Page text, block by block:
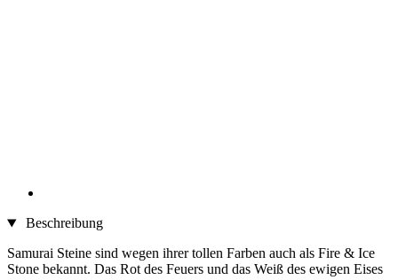
Beschreibung
Samurai Steine sind wegen ihrer tollen Farben auch als Fire & Ice
Stone bekannt. Das Rot des Feuers und das Weiß des ewigen Eises